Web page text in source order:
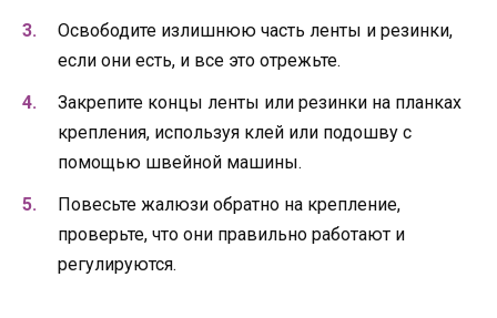
Освободите излишнюю часть ленты и резинки,
если они есть, и все это отрежьте.
Закрепите концы ленты или резинки на планках
крепления, используя клей или подошву с
помощью швейной машины.
Повесьте жалюзи обратно на крепление,
проверьте, что они правильно работают и
регулируются.